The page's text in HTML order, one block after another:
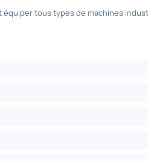
tous types de machines